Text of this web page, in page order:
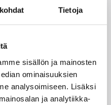
Tietoja
sisällön ja mainosten
ominaisuuksien
analysoimiseen. Lisäksi
ja analytiikka-
Shawn Huff (6/5)
hurjat määrät
kärkisijasta: